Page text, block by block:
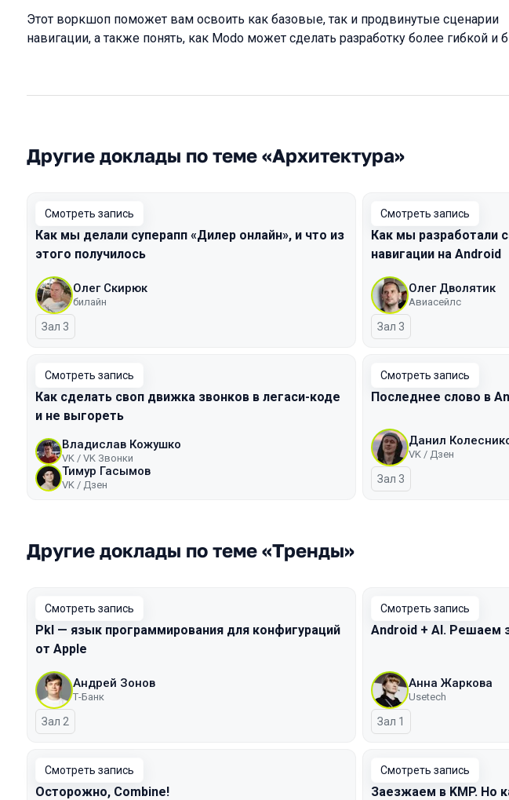
Этот воркшоп поможет вам освоить как базовые, так и продвинутые сценарии
навигации, а также понять, как Modo может сделать разработку более гибкой и
Другие доклады по теме «Архитектура»
Смотреть запись
Как мы делали суперапп «Дилер онлайн», и что из
этого получилось
Олег Скирюк
билайн
Зал 3
Смотреть запись
Как мы разработали
навигации на Android
Олег Дволятик
Авиасейлс
Зал 3
Смотреть запись
Как сделать своп движка звонков в легаси-коде
и не выгореть
Владислав Кожушко
VK / VK Звонки
Тимур Гасымов
VK / Дзен
Смотреть запись
Последнее слово в
Данил
VK / Дзен
Зал 3
Другие доклады по теме «Тренды»
Смотреть запись
Pkl — язык программирования для конфигураций
от Apple
Андрей Зонов
Т-Банк
Зал 2
Смотреть запись
Android + AI. Решаем
Анна Жаркова
Usetech
Зал 1
Смотреть запись
Осторожно, Combine!
Смотреть запись
Заезжаем в KMP. Но